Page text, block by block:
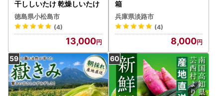
干ししいたけ 乾燥しいたけ
徳島県小松島市
(4)
13,000
箱
兵庫県淡路市
(4)
8,000